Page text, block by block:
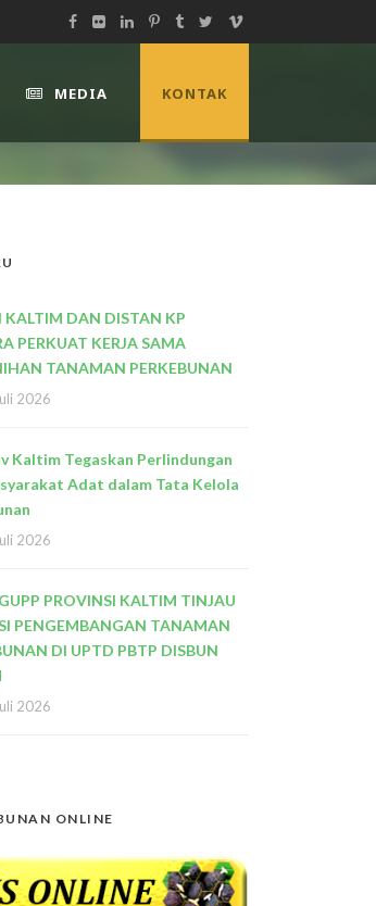
MEDIA KONTAK
KALTIM DAN DISTAN KP
PERKUAT KERJA SAMA
TANAMAN PERKEBUNAN
2026
Kaltim Tegaskan Perlindungan
Adat dalam Tata Kelola
2026
PROVINSI KALTIM TINJAU
PENGEMBANGAN TANAMAN
DI UPTD PBTP DISBUN
2026
ONLINE